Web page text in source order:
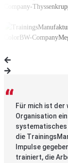
Für mich ist der
Organisation
systematisches
die
Impulse
trainiert, die